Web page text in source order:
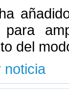
para
del
noticia